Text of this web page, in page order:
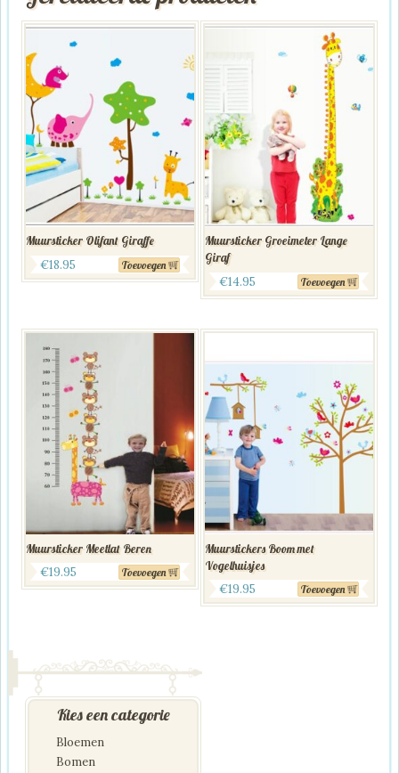
Muursticker Olifant Giraffe
€18.95 Toevoegen
Muursticker Groeimeter Lange
Giraf
€14.95 Toevoegen
Muursticker Meetlat Beren
€19.95 Toevoegen
Muurstickers Boom met
Vogelhuisjes
€19.95 Toevoegen
Kies een categorie
Bloemen
Bomen